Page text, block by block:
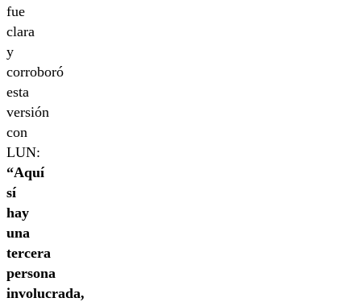
fue
clara
y
corroboró
esta
versión
con
LUN:
“Aquí
sí
hay
una
tercera
persona
involucrada,